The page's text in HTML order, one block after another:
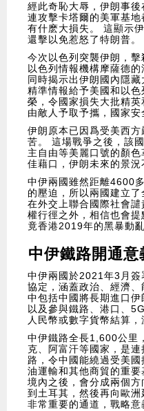
經此奇恥大辱，伊朗事後
連攻擊卡塔爾的美軍基
有什麽大損失。 這顯示
還擊以免惹怒了特朗普。
今次以色列突襲伊朗，
以色列情報機構摩薩德
同時揭示出伊朗國內隱
精準情報給予美國和以
榮，令國家損失大批精
由敵人予取予攜，國家安
伊朗原本已因爲受美西
苦。 這場戰爭之後，該
主自由等美麗口號的顏
佳藉口，伊朗未來的景況
中伊兩國雖然距離4600
的壓迫，所以兩國建立
在外交上聯合國際社會
權行徑之外，相信也會
竟香港2019年的黑暴動
中伊鐵路開通意
中伊兩國於2021年3月
協定，涵蓋政治、經濟
中包括中國將長期進口伊
以及參與鐵路、港口、
人民幣或數字貨幣結算，
中伊鐵路全長1,600公里
克、阿富汗等國家，是
路，令中國能繞過受美
油運輸和其他商貿的重
境內之後，會分成兩個
到土耳其，然後再向歐
非常重要的通道，戰略意